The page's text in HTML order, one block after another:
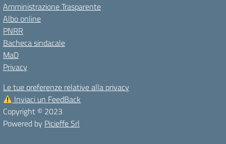
Amministrazione Trasparente
Albo online
PNRR
Bacheca sindacale
MaD
Privacy
Le tue preferenze relative alla privacy
Inviaci un FeedBack
Copyright © 2023
Powered by Picieffe Srl